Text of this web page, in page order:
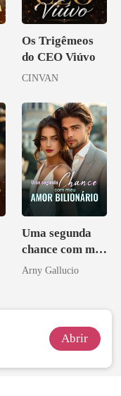
Os Trigêmeos
do CEO Viúvo
CINVAN
Uma segunda
chance com meu
amor bilionário
Arny Gallucio
Abrir